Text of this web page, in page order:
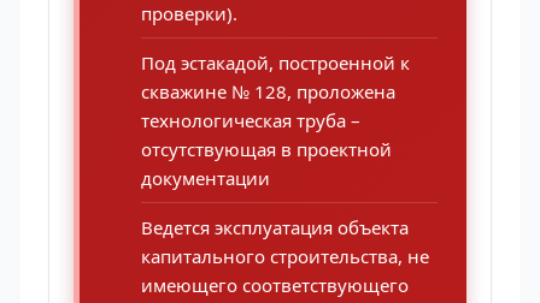
проверки).
Под эстакадой, построенной к
скважине № 128, проложена
технологическая труба –
отсутствующая в проектной
документации
Ведется эксплуатация объекта
капитального строительства, не
имеющего соответствующего